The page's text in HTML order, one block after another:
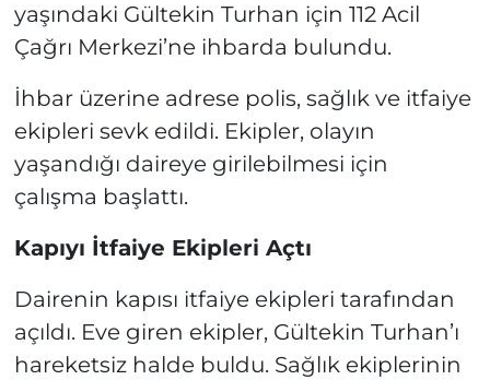
yaşındaki Gültekin Turhan için 112 Acil
Çağrı Merkezi’ne ihbarda bulundu.
İhbar üzerine adrese polis, sağlık ve itfaiye
ekipleri sevk edildi. Ekipler, olayın
yaşandığı daireye girilebilmesi için
çalışma başlattı.
Kapıyı İtfaiye Ekipleri Açtı
Dairenin kapısı itfaiye ekipleri tarafından
açıldı. Eve giren ekipler, Gültekin Turhan’ı
hareketsiz halde buldu. Sağlık ekiplerinin